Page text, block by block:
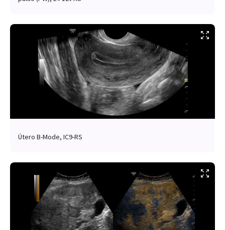
Útero B-Mode, IC9-RS